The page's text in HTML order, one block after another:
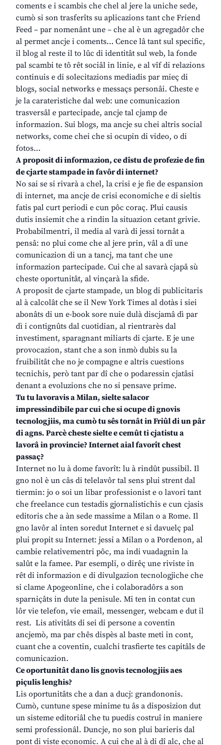
coments e i scambis che chel al jere la uniche sede,
cumò si son trasferîts su aplicazions tant che Friend
Feed – par nomenânt une – che al è un agregadôr che
al permet ancje i coments… Cence lâ tant sul specific,
il blog al reste il to lûc di identitât sul web, la fonde
pal scambi te tô rêt sociâl in linie, e al vîf di relazions
continuis e di solecitazions mediadis par mieç di
blogs, social networks e messaçs personâi. Cheste e
je la carateristiche dal web: une comunicazion
trasversâl e partecipade, ancje tal cjamp de
informazion. Sui blogs, ma ancje su chei altris social
networks, come chei che si ocupin di video, o di
fotos…
A proposit di informazion, ce dîstu de profezie de fin
de cjarte stampade in favôr di internet?
No sai se si rivarà a chel, la crisi e je fie de espansion
di internet, ma ancje de crisi economiche e di sieltis
fatis pal curt periodi e cun pôc coraç. Plui causis
dutis insiemit che a rindin la situazion cetant grivie.
Probabilmentri, il media al varà di jessi tornât a
pensâ: no plui come che al jere prin, vâl a dî une
comunicazion di un a tancj, ma tant che une
informazion partecipade. Cui che al savarà cjapâ sù
cheste oportunitât, al vinçarà la sfide.
A proposit de cjarte stampade, un blog di publicitaris
al à calcolât che se il New York Times al dotàs i siei
abonâts di un e-book sore nuie dulà discjamâ dì par
dì i contignûts dal cuotidian, al rientrarès dal
investiment, sparagnant miliarts di cjarte. E je une
provocazion, stant che a son inmò dubis su la
fruibilitât che no je compagne e altris cuestions
tecnichis, però tant par dî che o podaressin cjatâsi
denant a evoluzions che no si pensave prime.
Tu tu lavoravis a Milan, sielte salacor
impressindibile par cui che si ocupe di gnovis
tecnologjiis, ma cumò tu sês tornât in Friûl di un pâr
di agns. Parcè cheste sielte e cemût ti cjatistu a
lavorâ in provincie? Internet aial favorît chest
passaç?
Internet no lu à dome favorît: lu à rindût pussibil. Il
gno nol è un câs di telelavôr tal sens plui strent dal
tiermin: jo o soi un libar professionist e o lavori tant
che freelance cun testadis gjornalistichis e cun cjasis
editoris che a àn sede massime a Milan o a Rome. Il
gno lavôr al inten soredut Internet e si davuelç pal
plui propit su Internet: jessi a Milan o a Pordenon, al
cambie relativementri pôc, ma indi vuadagnin la
salût e la famee. Par esempli, o dirêç une riviste in
rêt di informazion e di divulgazion tecnologjiche che
si clame Apogeonline, che i colaboradôrs a son
sparniçâts in dute la penisule. Mi ten in contat cun
lôr vie telefon, vie email, messenger, webcam e dut il
rest. Lis ativitâts di sei di persone a coventin
ancjemò, ma par chês dispès al baste meti in cont,
cuant che a coventin, cualchi trasfierte tes capitâls de
comunicazion.
Ce oportunitât dano lis gnovis tecnologjiis aes
piçulis lenghis?
Lis oportunitâts che a dan a ducj: grandononis.
Cumò, cuntune spese minime tu âs a disposizion dut
un sisteme editoriâl che tu puedis costruî in maniere
semi professionâl. Duncje, no son plui barieris dal
pont di viste economic. A cui che al à di dî alc, che al